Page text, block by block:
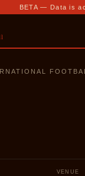
BETA — Data is
VENUE